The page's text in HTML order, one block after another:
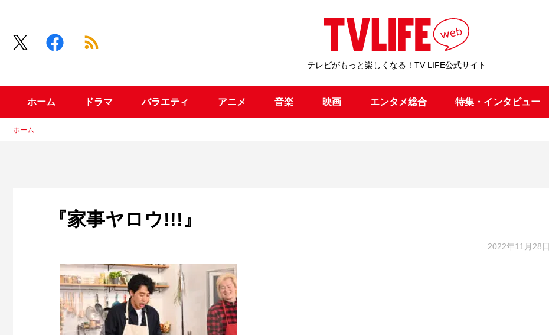
テレビがもっと楽しくなる！TV LIFE公式サイト
ホーム ドラマ バラエティ アニメ 音楽 映画 エンタメ総合 特集・インタビュー
ホーム
『家事ヤロウ!!!』
2022年11月28日